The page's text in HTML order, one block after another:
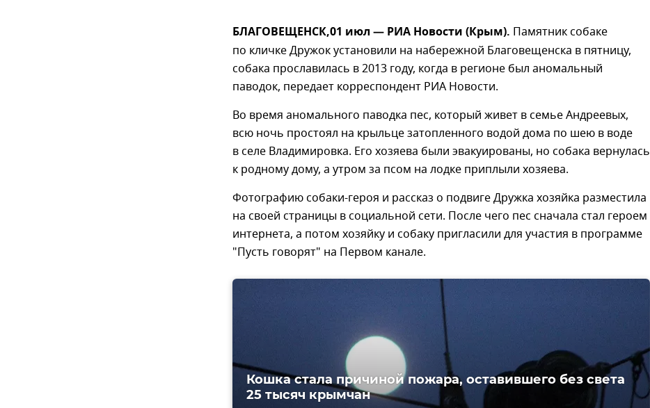
БЛАГОВЕЩЕНСК,01 июл — РИА Новости (Крым). Памятник собаке
по кличке Дружок установили на набережной Благовещенска в пятницу,
собака прославилась в 2013 году, когда в регионе был аномальный
паводок, передает корреспондент РИА Новости.
Во время аномального паводка пес, который живет в семье Андреевых,
всю ночь простоял на крыльце затопленного водой дома по шею в воде
в селе Владимировка. Его хозяева были эвакуированы, но собака вернулась
к родному дому, а утром за псом на лодке приплыли хозяева.
Фотографию собаки-героя и рассказ о подвиге Дружка хозяйка разместила
на своей страницы в социальной сети. После чего пес сначала стал героем
интернета, а потом хозяйку и собаку пригласили для участия в программе
"Пусть говорят" на Первом канале.
Кошка стала причиной пожара, оставившего без света
25 тысяч крымчан